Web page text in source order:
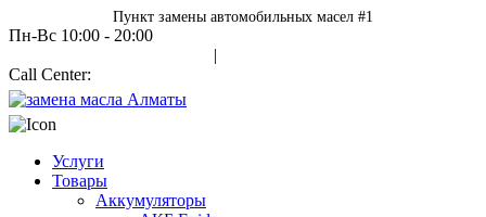
Пункт замены автомобильных масел #1
Пн-Вс 10:00 - 20:00
|
Call Center:
Услуги
Товары
Аккумуляторы